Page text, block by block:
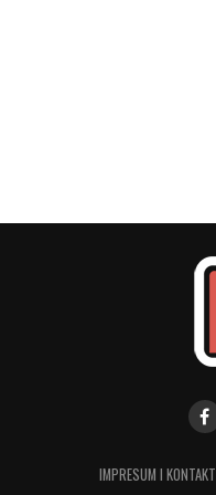
IMPRESUM I KONTAKT